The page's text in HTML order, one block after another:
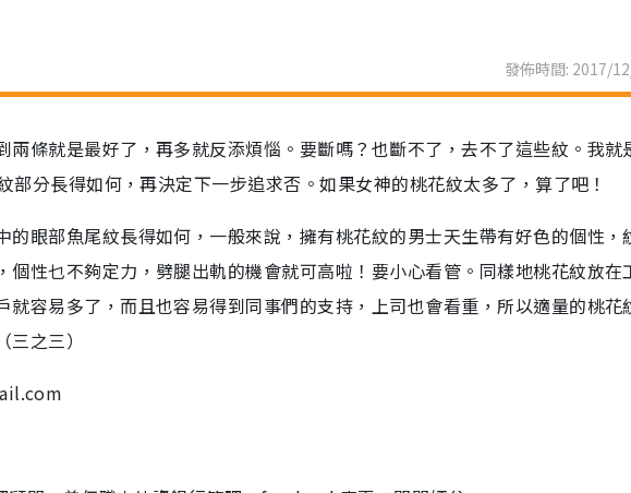
發佈時間: 2017/
兩條就是最好了，再多就反添煩惱。要斷嗎？也斷不了，去不了這些紋。我就
分長得如何，再決定下一步追求否。如果女神的桃花紋太多了，算了吧！
的眼部魚尾紋長得如何，一般來說，擁有桃花紋的男士天生帶有好色的個性，
性乜不夠定力，劈腿出軌的機會就可高啦！要小心看管。同樣地桃花紋放在
容易多了，而且也容易得到同事們的支持，上司也會看重，所以適量的桃花
之三）